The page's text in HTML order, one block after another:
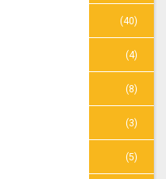
(40)
(4)
(8)
(3)
(5)